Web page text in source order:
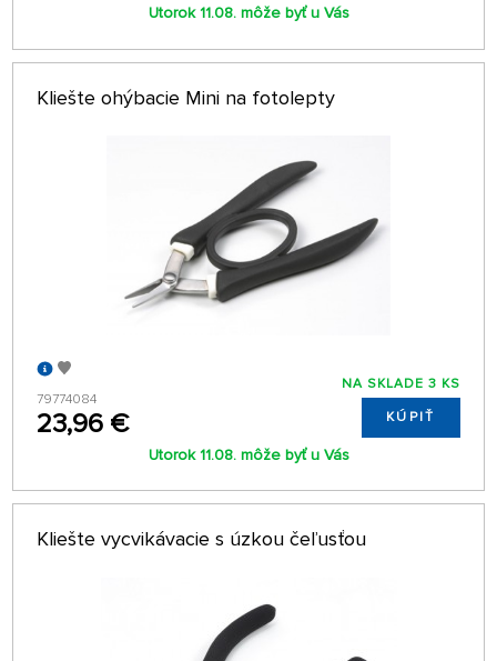
Utorok 11.08. môže byť u Vás
Kliešte ohýbacie Mini na fotolepty
79774084
23,96 €
NA SKLADE 3 KS
KÚPIŤ
Utorok 11.08. môže byť u Vás
Kliešte vycvikávacie s úzkou čeľusťou